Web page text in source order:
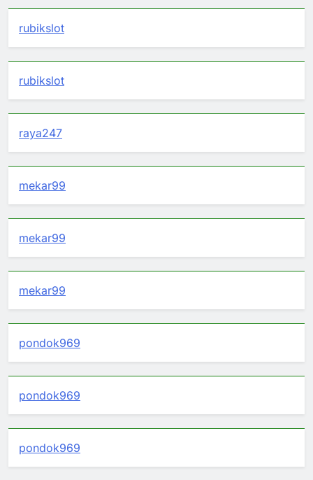
rubikslot
rubikslot
raya247
mekar99
mekar99
mekar99
pondok969
pondok969
pondok969